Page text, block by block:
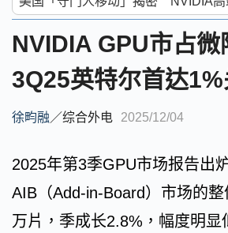
NVIDIA GPU市占
3Q25英特尔首达
徐畇融 ／综合外电 2025/12/04
2025年第3季GPU市场报告出
AIB（Add-in-Board）市场的
万片，季成长2.8%，幅度明显